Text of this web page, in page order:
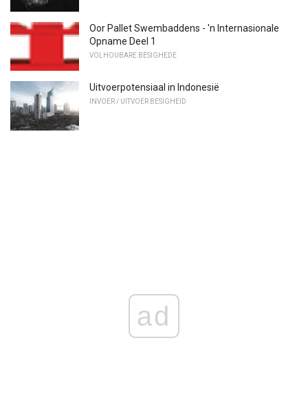
Oor Pallet Swembaddens - 'n Internasionale
Opname Deel 1
VOLHOUBARE BESIGHEDE
Uitvoerpotensiaal in Indonesië
INVOER / UITVOER BESIGHEID
ad